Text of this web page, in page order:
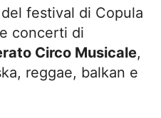
festival di Copula
concerti di
Circo Musicale,
reggae, balkan e